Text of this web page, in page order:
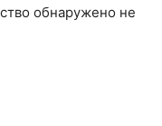
обнаружено не